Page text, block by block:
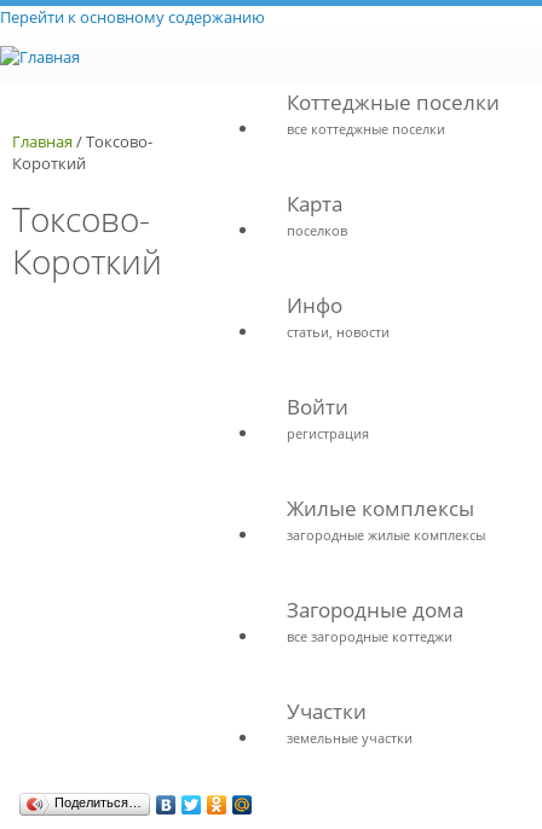
Перейти к основному содержанию
Коттеджные поселки
все коттеджные поселки
Карта
поселков
Инфо
статьи, новости
Войти
регистрация
Жилые комплексы
загородные жилые комплексы
Загородные дома
все загородные коттеджи
Участки
земельные участки
Главная /Токсово-
Короткий
Токсово-
Короткий
Поделиться…